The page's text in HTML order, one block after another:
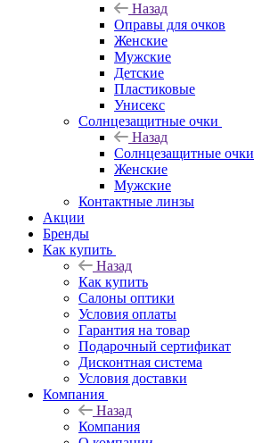
Назад
Оправы для очков
Женские
Мужские
Детские
Пластиковые
Унисекс
Солнцезащитные очки
Назад
Солнцезащитные очки
Женские
Мужские
Контактные линзы
Акции
Бренды
Как купить
Назад
Как купить
Салоны оптики
Условия оплаты
Гарантия на товар
Подарочный сертификат
Дисконтная система
Условия доставки
Компания
Назад
Компания